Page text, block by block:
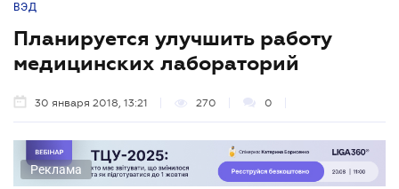
ВЭД
Планируется улучшить работу
медицинских лабораторий
30 января 2018, 13:21 270 0
Реклама